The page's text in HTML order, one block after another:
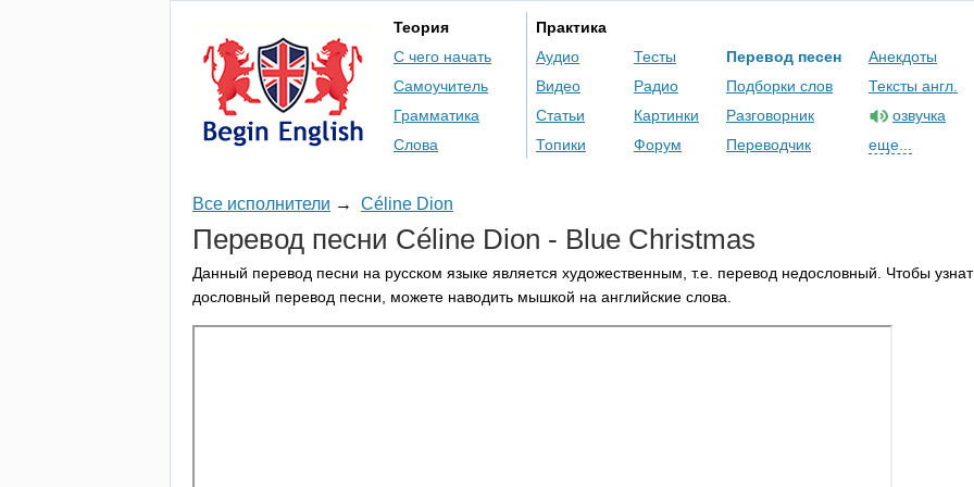
Теория
С чего начать
Самоучитель
Грамматика
Слова
Практика
Аудио
Видео
Статьи
Топики
Тесты
Радио
Картинки
Форум
Перевод песен
Подборки слов
Разговорник
Переводчик
Анекдоты
Тексты англ.
озвучка
еще...
Все исполнители → Céline Dion
Перевод песни Cé line Dion - Blue Christmas
Данный перевод песни на русском языке является художественным, т.е. перевод недословный. Чтобы
дословный перевод песни, можете наводить мышкой на английские слова.